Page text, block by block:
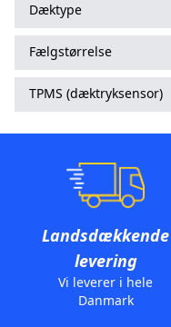
Dæktype
Fælgstørrelse
TPMS (dæktryksensor)
Landsdækkende
levering
Vi leverer i hele
Danmark